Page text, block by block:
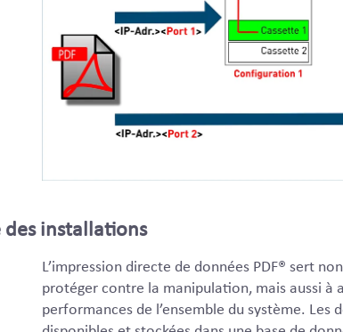
des installations
L’impression directe de données PDF® sert
protéger contre la manipulation, mais aussi à
performances de l’ensemble du système. Les